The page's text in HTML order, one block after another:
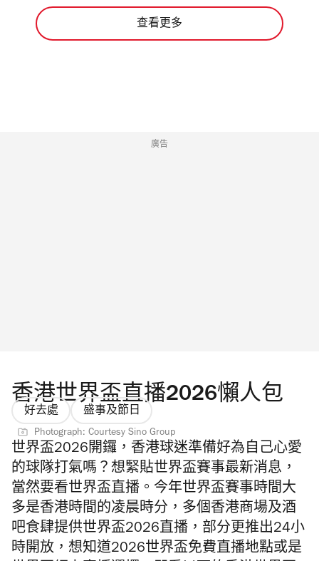
查看更多
廣告
香港世界盃直播2026懶人包
好去處 盛事及節日
Photograph: Courtesy Sino Group
世界盃2026開鑼，香港球迷準備好為自己心愛
的球隊打氣嗎？想緊貼世界盃賽事最新消息，
當然要看世界盃直播。今年世界盃賽事時間大
多是香港時間的凌晨時分，多個香港商場及酒
吧食肆提供世界盃2026直播，部分更推出24小
時開放，想知道2026世界盃免費直播地點或是